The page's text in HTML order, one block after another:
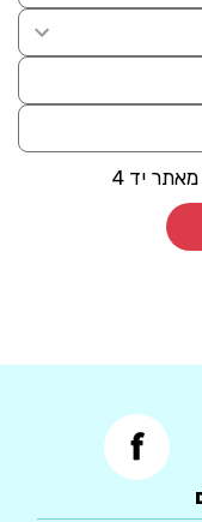
יד 4